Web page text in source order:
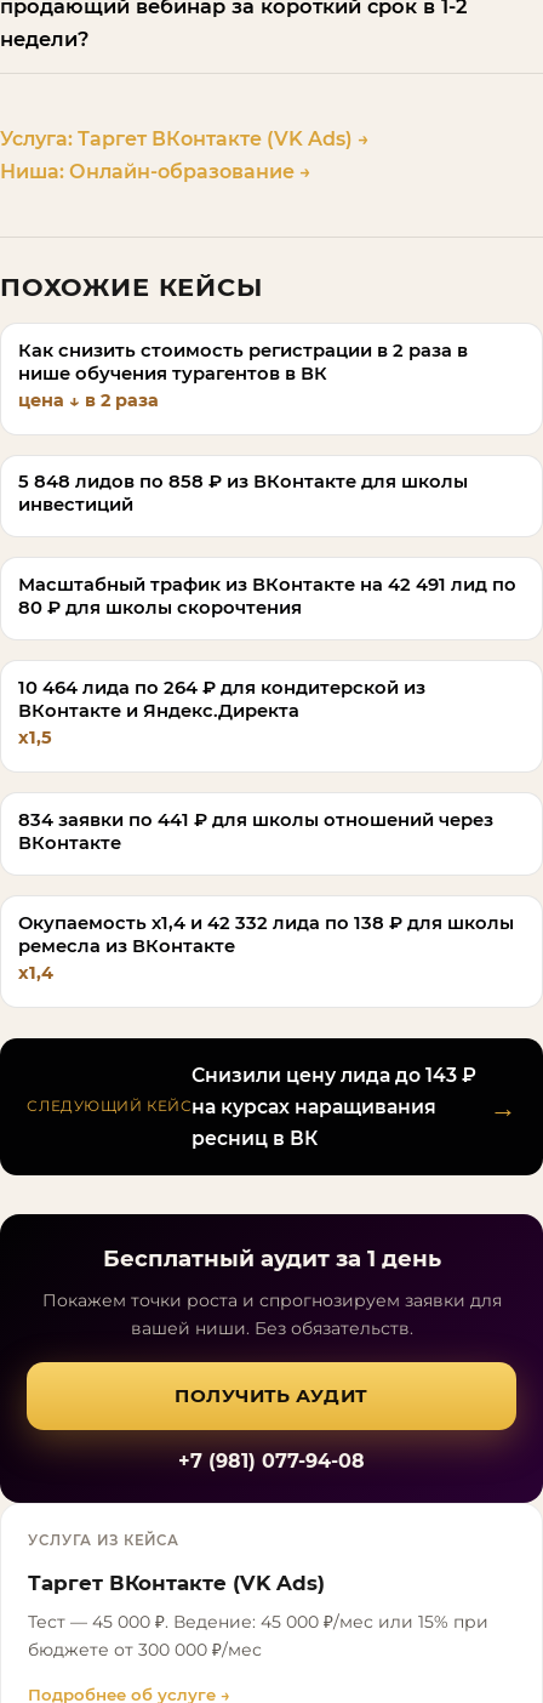
продающий вебинар за короткий срок в 1-2
недели?
Услуга: Таргет ВКонтакте (VK Ads) →
Ниша: Онлайн-образование →
ПОХОЖИЕ КЕЙСЫ
Как снизить стоимость регистрации в 2 раза в
нише обучения турагентов в ВК
цена ↓ в 2 раза
5 848 лидов по 858 ₽ из ВКонтакте для школы
инвестиций
Масштабный трафик из ВКонтакте на 42 491 лид по
80 ₽ для школы скорочтения
10 464 лида по 264 ₽ для кондитерской из
ВКонтакте и Яндекс.Директа
х1,5
834 заявки по 441 ₽ для школы отношений через
ВКонтакте
Окупаемость х1,4 и 42 332 лида по 138 ₽ для школы
ремесла из ВКонтакте
х1,4
СЛЕДУЮЩИЙ КЕЙС
Снизили цену лида до 143 ₽
на курсах наращивания
ресниц в ВК
→
Бесплатный аудит за 1 день
Покажем точки роста и спрогнозируем заявки для
вашей ниши. Без обязательств.
ПОЛУЧИТЬ АУДИТ
+7 (981) 077-94-08
УСЛУГА ИЗ КЕЙСА
Таргет ВКонтакте (VK Ads)
Тест — 45 000 ₽. Ведение: 45 000 ₽/мес или 15% при
бюджете от 300 000 ₽/мес
Подробнее об услуге →